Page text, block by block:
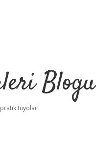
Blogu
tüyolar!